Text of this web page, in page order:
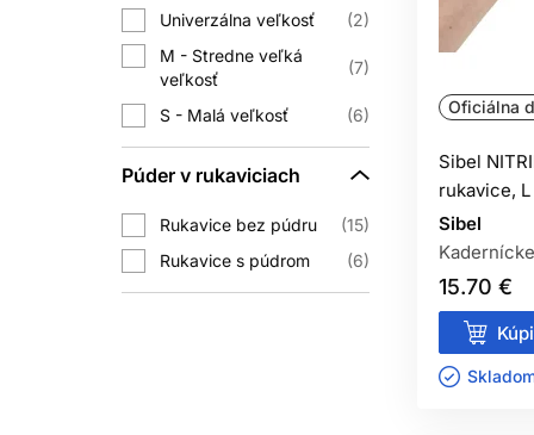
Nitril neobsahuje prírodné latexové
Nie.
Nie.
Univerzálna veľkosť
2
M - Stredne veľká
veľkosť
7
S - Malá veľkosť 6
Púder v rukaviciach
Rukavice bez púdru
15
Rukavice s púdrom
6
Oficiálna
Sibel
rukavice,
Sibel
15.70 €
Skladom